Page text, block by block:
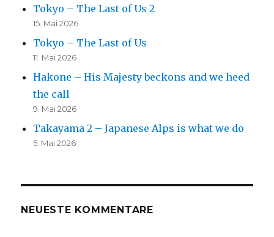
Tokyo – The Last of Us 2
15. Mai 2026
Tokyo – The Last of Us
11. Mai 2026
Hakone – His Majesty beckons and we heed
the call
9. Mai 2026
Takayama 2 – Japanese Alps is what we do
5. Mai 2026
NEUESTE KOMMENTARE